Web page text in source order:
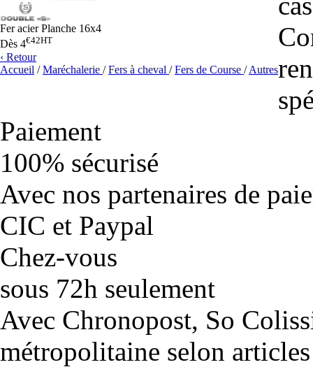
Fer acier Planche 16x4
Dès 4€42HT
‹ Retour
Accueil /Maréchalerie /Fers à cheval /Fers de Course /Autres
Paiement
100% sécurisé
Avec nos partenaires de
CIC et Paypal
Chez-vous
sous 72h seulement
Avec Chronopost, So
métropolitaine selon